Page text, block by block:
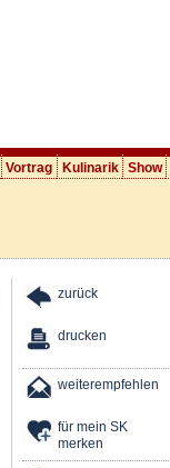
Vortrag Kulinarik Show
zurück
drucken
weiterempfehlen
für mein SK
merken